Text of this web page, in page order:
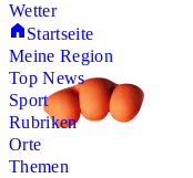
Wetter
Startseite
Meine Region
Top News
Sport
Rubriken
Orte
Themen